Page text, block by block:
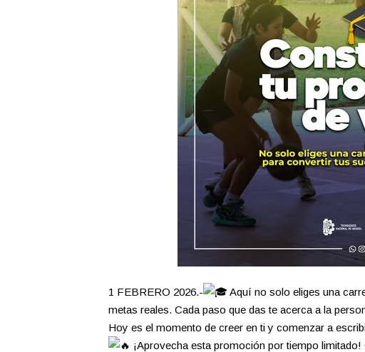
1 FEBRERO 2026.-
Aquí no solo eliges una
metas reales. Cada paso que das te acerca a la
Hoy es el momento de creer en ti y comenzar a
¡Aprovecha esta promoción por tiempo